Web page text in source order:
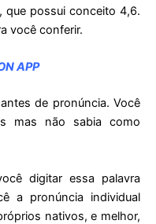
que possui conceito 4,6.
você conferir.
APP
de pronúncia. Você
mas não sabia como
digitar essa palavra
a pronúncia individual
nativos, e melhor,